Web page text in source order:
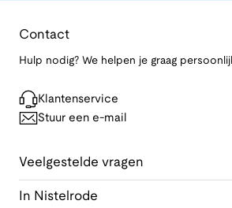
Contact
Hulp nodig? We helpen je graag
Klantenservice
Stuur een e-mail
Veelgestelde vragen
In Nistelrode